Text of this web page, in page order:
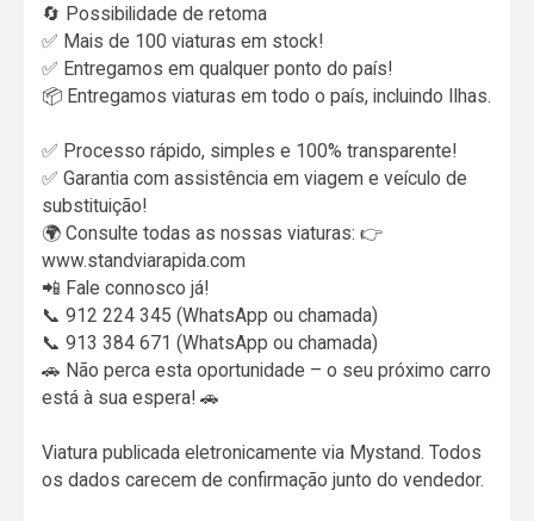
🔄 Possibilidade de retoma
✅ Mais de 100 viaturas em stock!
✅ Entregamos em qualquer ponto do país!
📦 Entregamos viaturas em todo o país, incluindo Ilhas.
✅ Processo rápido, simples e 100% transparente!
✅ Garantia com assistência em viagem e veículo de
substituição!
🌍 Consulte todas as nossas viaturas: 👉
www.standviarapida.com
📲 Fale connosco já!
📞 912 224 345 (WhatsApp ou chamada)
📞 913 384 671 (WhatsApp ou chamada)
🚗 Não perca esta oportunidade – o seu próximo carro
está à sua espera! 🚗
Viatura publicada eletronicamente via Mystand. Todos
os dados carecem de confirmação junto do vendedor.